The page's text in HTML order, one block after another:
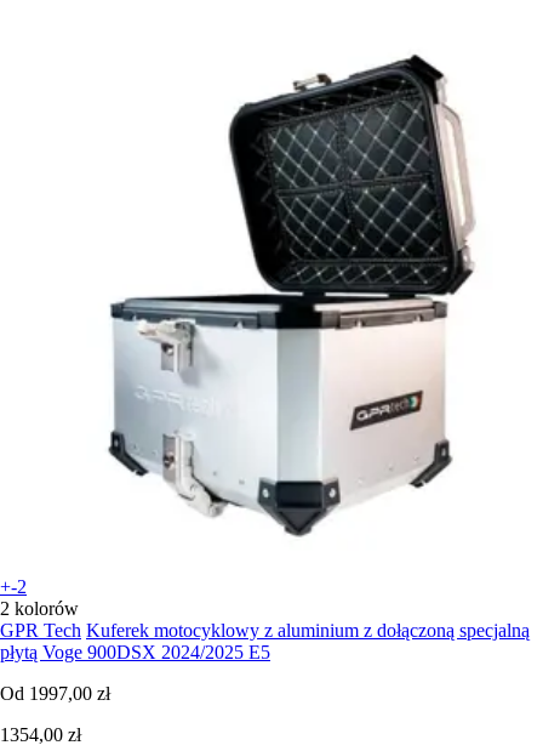
+-2
2 kolorów
GPR Tech Kuferek motocyklowy z aluminium z dołączoną specjalną
płytą Voge 900DSX 2024/2025 E5
Od 1997,00 zł
1354,00 zł